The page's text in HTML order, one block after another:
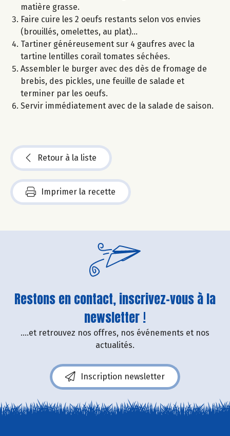
matière grasse.
Faire cuire les 2 oeufs restants selon vos envies
(brouillés, omelettes, au plat)…
Tartiner généreusement sur 4 gaufres avec la
tartine lentilles corail tomates séchées.
Assembler le burger avec des dès de fromage de
brebis, des pickles, une feuille de salade et
terminer par les oeufs.
Servir immédiatement avec de la salade de saison.
Retour à la liste
Imprimer la recette
Restons en contact, inscrivez-vous à la
newsletter !
....et retrouvez nos offres, nos événements et nos
actualités.
Inscription newsletter